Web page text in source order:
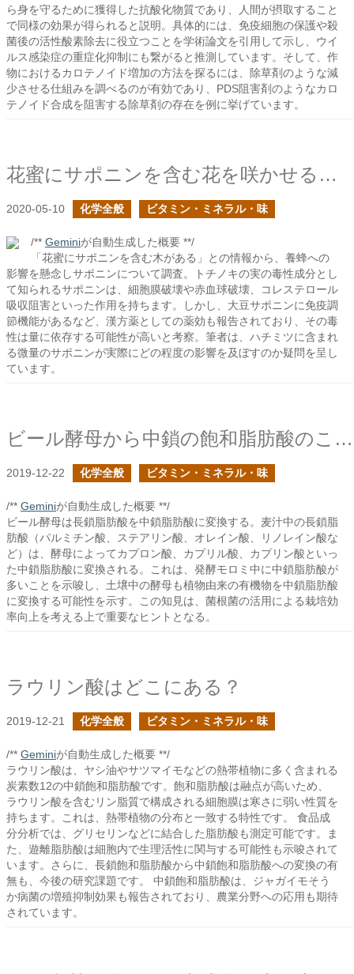
ら身を守るために獲得した抗酸化物質であり、人間が摂取すること
で同様の効果が得られると説明。具体的には、免疫細胞の保護や殺
菌後の活性酸素除去に役立つことを学術論文を引用して示し、ウイ
ルス感染症の重症化抑制にも繋がると推測しています。そして、作
物におけるカロテノイド増加の方法を探るには、除草剤のような減
少させる仕組みを調べるのが有効であり、PDS阻害剤のようなカロ
テノイド合成を阻害する除草剤の存在を例に挙げています。
花蜜にサポニンを含む花を咲かせる木があるらしい
2020-05-10 化学全般 ビタミン・ミネラル・味
/** Geminiが自動生成した概要 **/
「花蜜にサポニンを含む木がある」との情報から、養蜂への
影響を懸念しサポニンについて調査。トチノキの実の毒性成分とし
て知られるサポニンは、細胞膜破壊や赤血球破壊、コレステロール
吸収阻害といった作用を持ちます。しかし、大豆サポニンに免疫調
節機能があるなど、漢方薬としての薬効も報告されており、その毒
性は量に依存する可能性が高いと考察。筆者は、ハチミツに含まれ
る微量のサポニンが実際にどの程度の影響を及ぼすのか疑問を呈し
ています。
ビール酵母から中鎖の飽和脂肪酸のことを知る
2019-12-22 化学全般 ビタミン・ミネラル・味
/** Geminiが自動生成した概要 **/
ビール酵母は長鎖脂肪酸を中鎖脂肪酸に変換する。麦汁中の長鎖脂
肪酸（パルミチン酸、ステアリン酸、オレイン酸、リノレイン酸な
ど）は、酵母によってカプロン酸、カプリル酸、カプリン酸といっ
た中鎖脂肪酸に変換される。これは、発酵モロミ中に中鎖脂肪酸が
多いことを示唆し、土壌中の酵母も植物由来の有機物を中鎖脂肪酸
に変換する可能性を示す。この知見は、菌根菌の活用による栽培効
率向上を考える上で重要なヒントとなる。
ラウリン酸はどこにある？
2019-12-21 化学全般 ビタミン・ミネラル・味
/** Geminiが自動生成した概要 **/
ラウリン酸は、ヤシ油やサツマイモなどの熱帯植物に多く含まれる
炭素数12の中鎖飽和脂肪酸です。飽和脂肪酸は融点が高いため、
ラウリン酸を含むリン脂質で構成される細胞膜は寒さに弱い性質を
持ちます。これは、熱帯植物の分布と一致する特性です。 食品成
分分析では、グリセリンなどに結合した脂肪酸も測定可能です。ま
た、遊離脂肪酸は細胞内で生理活性に関与する可能性も示唆されて
います。さらに、長鎖飽和脂肪酸から中鎖飽和脂肪酸への変換の有
無も、今後の研究課題です。 中鎖飽和脂肪酸は、ジャガイモそう
か病菌の増殖抑制効果も報告されており、農業分野への応用も期待
されています。